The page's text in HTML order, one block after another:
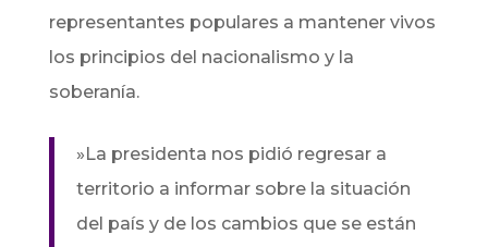
representantes populares a mantener vivos
los principios del nacionalismo y la
soberanía.
​»La presidenta nos pidió regresar a
territorio a informar sobre la situación
del país y de los cambios que se están